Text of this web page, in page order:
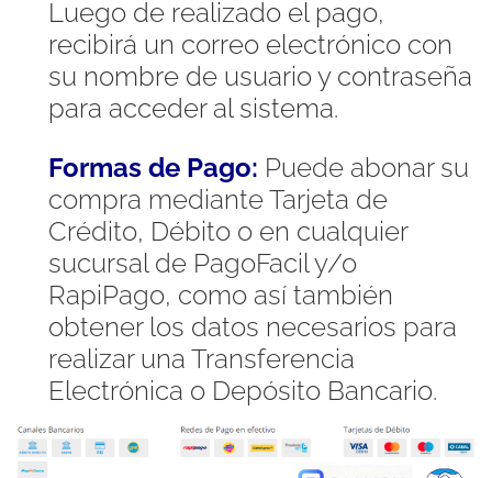
Luego de realizado el pago,
recibirá un correo electrónico con
su nombre de usuario y contraseña
para acceder al sistema.
Formas de Pago: Puede abonar su
compra mediante Tarjeta de
Crédito, Débito o en cualquier
sucursal de PagoFacil y/o
RapiPago, como así también
obtener los datos necesarios para
realizar una Transferencia
Electrónica o Depósito Bancario.